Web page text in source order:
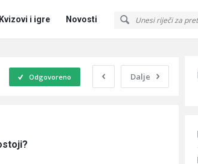
Kvizovi i igre Novosti
Dalje
Odgovoreno